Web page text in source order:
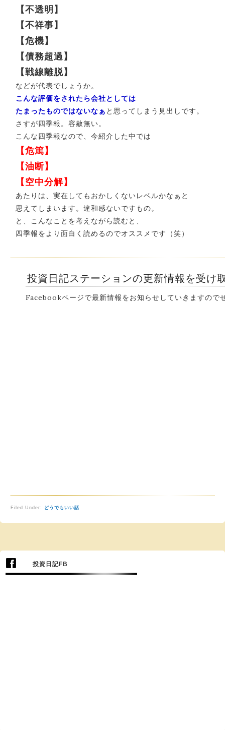
【不透明】
【不祥事】
【危機】
【債務超過】
【戦線離脱】
などが代表でしょうか。
こんな評価をされたら会社としては
たまったものではないなぁ と思ってしまう見出しです。
さすが四季報。容赦無い。
こんな四季報なので、今紹介した中では
【危篤】
【油断】
【空中分解】
あたりは、実在してもおかしくないレベルかなぁと
思えてしまいます。違和感ないですもの。
と、こんなことを考えながら読むと、
四季報をより面白く読めるのでオススメです（笑）
投資日記ステーションの更新情報を受け
Facebookページで最新情報をお知らせしていきますので
Filed Under: どうでもいい話
投資日記FB